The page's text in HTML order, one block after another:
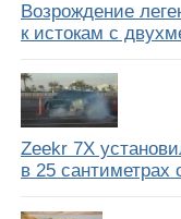
Возрождение
к истокам с
Zeekr 7X
в 25 сантиметрах